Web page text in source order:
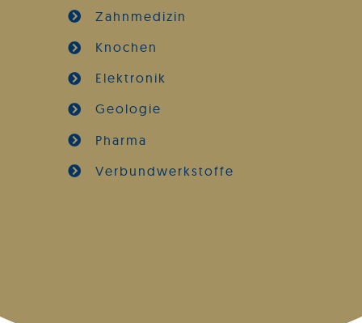
Zahnmedizin
Knochen
Elektronik
Geologie
Pharma
Verbundwerkstoffe